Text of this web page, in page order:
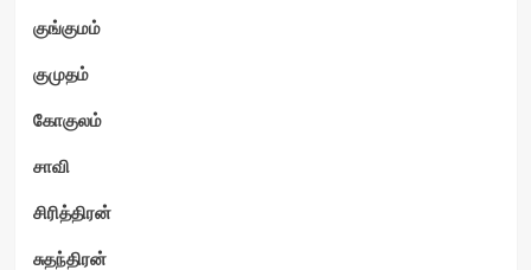
குங்குமம்
குமுதம்
கோகுலம்
சாவி
சிரித்திரன்
சுதந்திரன்